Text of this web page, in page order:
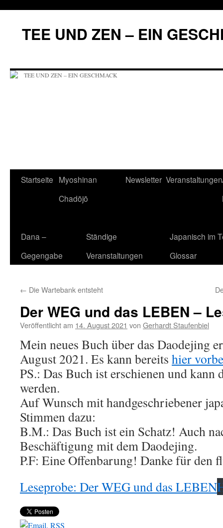
springen
TEE UND ZEN – EIN
Startseite Myoshinan
Chadōjō
Newsletter Veranstaltungen
Dana –
Gegengabe
Ständige
Veranstaltungen
Japanisch im
Glossar
← Die Wartebank entsteht
Der WEG und das LEBEN –
Veröffentlicht am 14. August 2021 von Gerhardt Staufenbiel
Mein neues Buch über das Daodejing
August 2021. Es kann bereits hier
PS.: Das Buch ist erschienen und kann
werden.
Auf Wunsch mit handgeschriebener
Stimmen dazu:
B.M.: Das Buch ist ein Schatz! Auch
Beschäftigung mit dem Daodejing.
P.F: Eine Offenbarung! Danke für den
Leseprobe: Der WEG und das LEBEN